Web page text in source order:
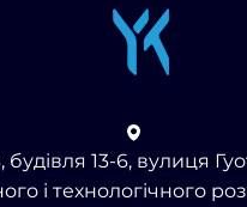
будівля 13-6, вулиця
і технологічного